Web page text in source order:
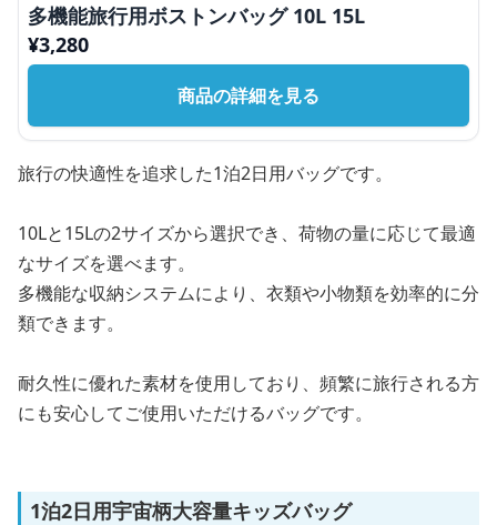
多機能旅行用ボストンバッグ 10L 15L
¥3,280
商品の詳細を見る
旅行の快適性を追求した1泊2日用バッグです。
10Lと15Lの2サイズから選択でき、荷物の量に応じて最適
なサイズを選べます。
多機能な収納システムにより、衣類や小物類を効率的に分
類できます。
耐久性に優れた素材を使用しており、頻繁に旅行される方
にも安心してご使用いただけるバッグです。
1泊2日用宇宙柄大容量キッズバッグ